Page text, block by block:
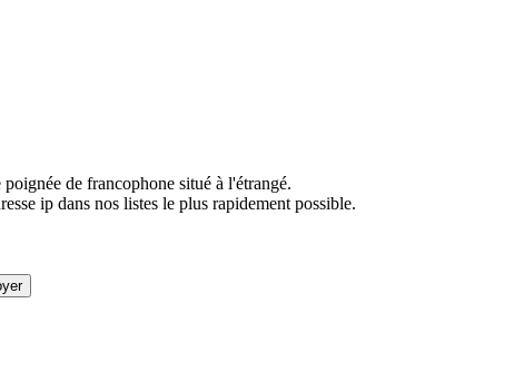
de francophone situé à l'étrangé.
ip dans nos listes le plus rapidement possible.